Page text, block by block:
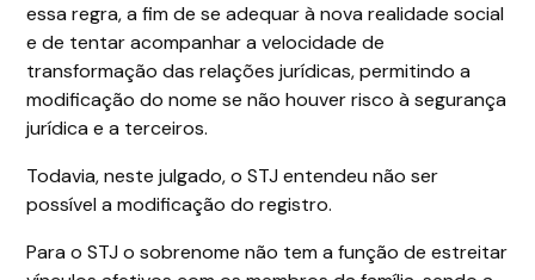
essa regra, a fim de se adequar à nova realidade social
e de tentar acompanhar a velocidade de
transformação das relações jurídicas, permitindo a
modificação do nome se não houver risco à segurança
jurídica e a terceiros.
Todavia, neste julgado, o STJ entendeu não ser
possível a modificação do registro.
Para o STJ o sobrenome não tem a função de estreitar